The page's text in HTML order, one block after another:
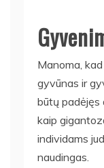
Manoma,
gyvūnas ir
būtų padėjęs
kaip
individams
naudingas.